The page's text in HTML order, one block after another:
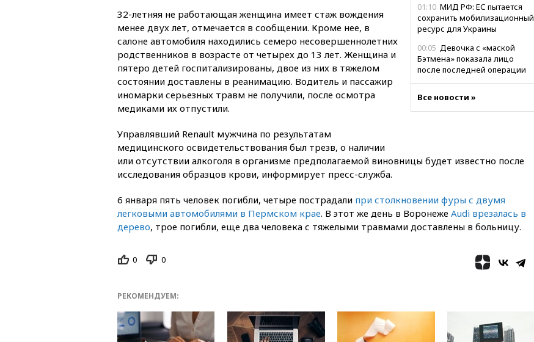
01:10 МИД РФ: ЕС пытается
сохранить мобилизационный
ресурс для Украины
00:05 Девочка с «маской
Бэтмена» показала лицо
после последней операции
историка Артема Кирпиченка
арестовали в Израиле
вчера, 23:00
просмотров
Минпромторг:
банкротство «Кванта» не
производства телевизоров в
вчера, 22:22
Минфин: в июле
выросли нефтегазовые
Все новости »
32-летняя не работающая женщина имеет стаж вождения
менее двух лет, отмечается в сообщении. Кроме нее, в
салоне автомобиля находились семеро несовершеннолетних
родственников в возрасте от четырех до 13 лет. Женщина и
пятеро детей госпитализированы, двое из них в тяжелом
состоянии доставлены в реанимацию. Водитель и пассажир
иномарки серьезных травм не получили, после осмотра
медиками их отпустили.
Управлявший Renault мужчина по результатам
медицинского освидетельствования был трезв, о наличии
или отсутствии алкоголя в организме предполагаемой виновницы будет известно после
исследования образцов крови, информирует пресс-служба.
6 января пять человек погибли, четыре пострадали при столкновении фуры с двумя
легковыми автомобилями в Пермском крае. В этот же день в Воронеже Audi врезалась в
дерево, трое погибли, еще два человека с тяжелыми травмами доставлены в больницу.
0 0
РЕКОМЕНДУЕМ: